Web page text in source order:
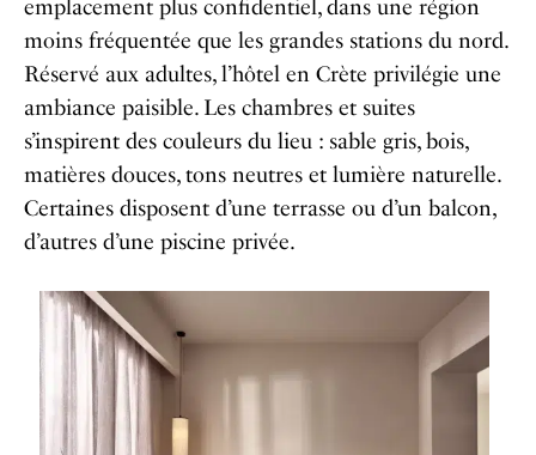
emplacement plus confidentiel, dans une région
moins fréquentée que les grandes stations du nord.
Réservé aux adultes, l’hôtel en Crète privilégie une
ambiance paisible. Les chambres et suites
s’inspirent des couleurs du lieu : sable gris, bois,
matières douces, tons neutres et lumière naturelle.
Certaines disposent d’une terrasse ou d’un balcon,
d’autres d’une piscine privée.